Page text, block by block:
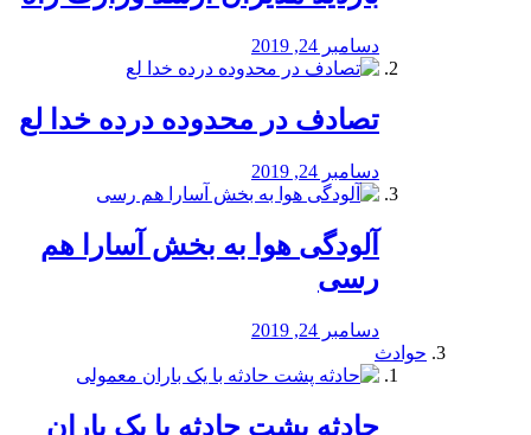
دسامبر 24, 2019
تصادف در محدوده درده خدا لع
دسامبر 24, 2019
آلودگی هوا به بخش آسارا هم
رسی
دسامبر 24, 2019
حوادث
️حادثه پشت حادثه با یک باران